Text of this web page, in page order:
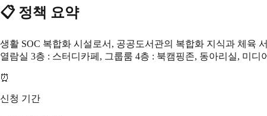
📋 정책 요약
생활 SOC 복합화 시설로서, 공공도서관의 복합화 지식과 체육
열람실 3층 : 스터디카페, 그룹룸 4층 : 북캠핑존, 동아리실, 미
⏰
신청 기간